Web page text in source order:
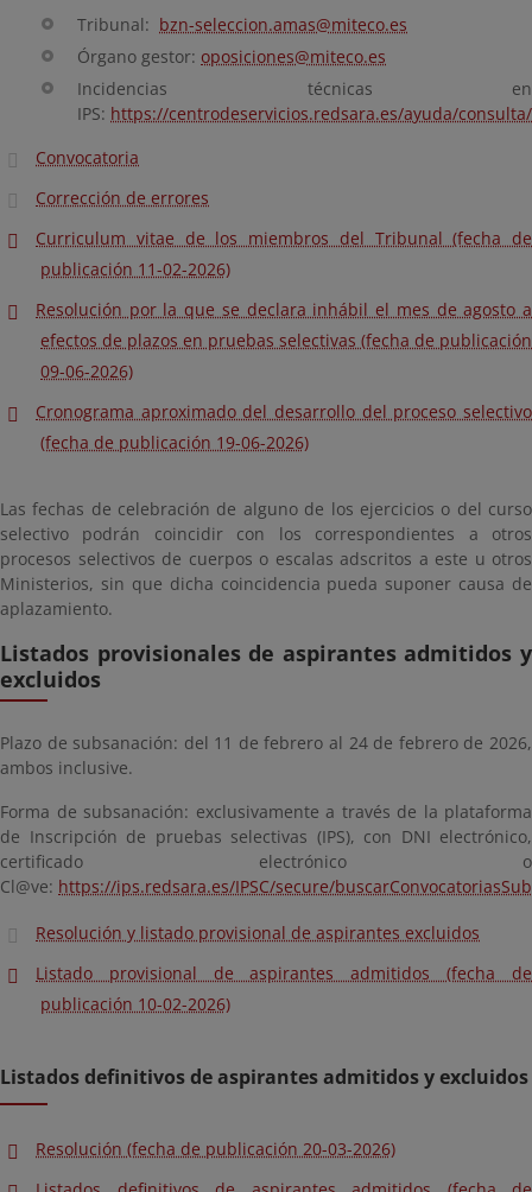
Tribunal: bzn-seleccion.amas@miteco.es
Órgano gestor: oposiciones@miteco.es
Incidencias técnicas en
IPS: https://centrodeservicios.redsara.es/ayuda/consulta/
Convocatoria
Corrección de errores
Curriculum vitae de los miembros del Tribunal (fecha de
publicación 11-02-2026)
Resolución por la que se declara inhábil el mes de agosto a
efectos de plazos en pruebas selectivas (fecha de publicación
09-06-2026)
Cronograma aproximado del desarrollo del proceso selectivo
(fecha de publicación 19-06-2026)
Las fechas de celebración de alguno de los ejercicios o del curso
selectivo podrán coincidir con los correspondientes a otros
procesos selectivos de cuerpos o escalas adscritos a este u otros
Ministerios, sin que dicha coincidencia pueda suponer causa de
aplazamiento.
Listados provisionales de aspirantes admitidos y
excluidos
Plazo de subsanación: del 11 de febrero al 24 de febrero de 2026,
ambos inclusive.
Forma de subsanación: exclusivamente a través de la plataforma
de Inscripción de pruebas selectivas (IPS), con DNI electrónico,
certificado electrónico o
Cl@ve: https://ips.redsara.es/IPSC/secure/
Resolución y listado provisional de aspirantes excluidos
Listado provisional de aspirantes admitidos (fecha de
publicación 10-02-2026)
Listados definitivos de aspirantes admitidos y excluidos
Resolución (fecha de publicación 20-03-2026)